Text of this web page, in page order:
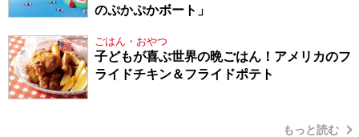
のぷかぷかボート」
ごはん・おやつ
子どもが喜ぶ世界の晩ごはん！アメリカのフ
ライドチキン＆フライドポテト
もっと読む